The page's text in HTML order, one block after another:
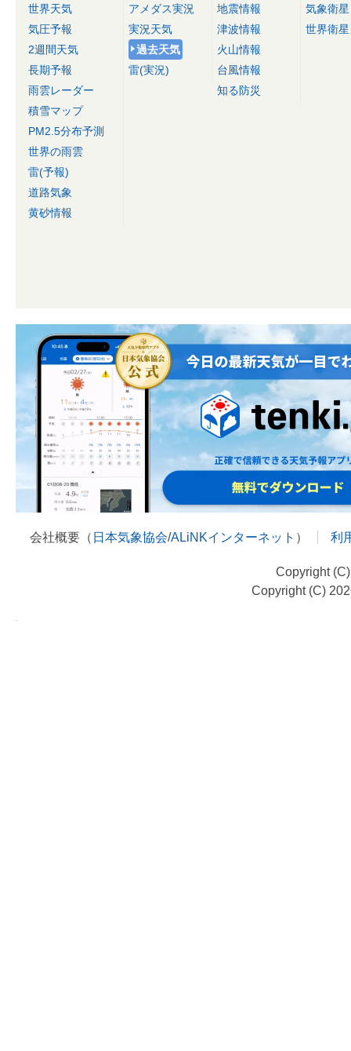
世界天気
気圧予報
2週間天気
長期予報
雨雲レーダー
積雪マップ
PM2.5分布予測
世界の雨雲
雷(予報)
道路気象
黄砂情報
アメダス実況
実況天気
過去天気
雷(実況)
地震情報
津波情報
火山情報
台風情報
知る防災
気象衛星
世界衛星
会社概要（ 日本気象協会/ALiNKインターネット ） 利
Copyright
Copyright (C)